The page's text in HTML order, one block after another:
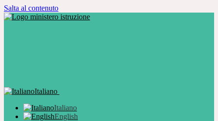
Salta al contenuto
Italiano
Italiano
English